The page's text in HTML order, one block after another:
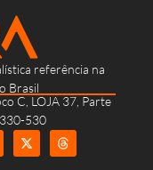
referência na
Brasil
C, LOJA 37, Parte
530